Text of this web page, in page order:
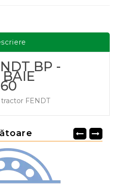
BP -
tractor FENDT